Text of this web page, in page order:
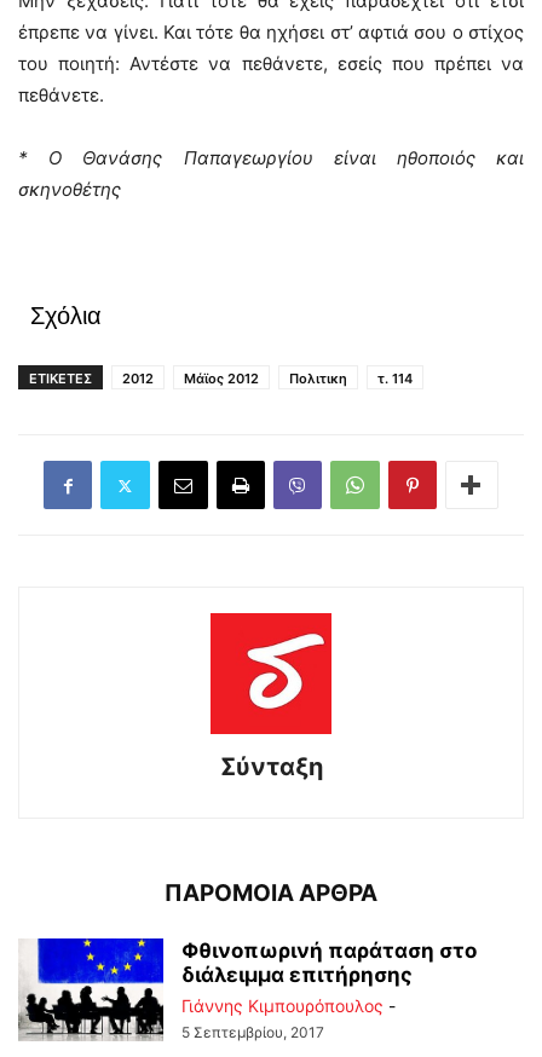
έπρεπε να γίνει. Και τότε θα ηχήσει στ’ αφτιά σου ο στίχος
του ποιητή: Αντέστε να πεθάνετε, εσείς που πρέπει να
πεθάνετε.
* Ο Θανάσης Παπαγεωργίου είναι ηθοποιός και
σκηνοθέτης
Σχόλια
ΕΤΙΚΕΤΕΣ 2012 Μάϊος 2012 Πολιτικη τ. 114
Σύνταξη
ΠΑΡΟΜΟΙΑ ΑΡΘΡΑ
Φθινοπωρινή παράταση στο
διάλειμμα επιτήρησης
Γιάννης Κιμπουρόπουλος -
5 Σεπτεμβρίου, 2017